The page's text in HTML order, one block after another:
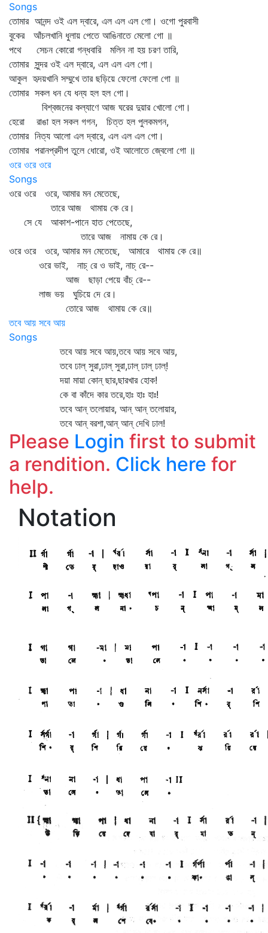
Songs
তোমার আনন্দ ওই এল দ্বারে, এল এল এল গো। ওগো পুরবাসী
বুকের আঁচলখানি ধুলায় পেতে আঙিনাতে মেলো গো ॥
পথে সেচন কোরো গন্ধবারি মলিন না হয় চরণ তারি,
তোমার সুন্দর ওই এল দ্বারে, এল এল এল গো।
আকুল হৃদয়খানি সম্মুখে তার ছড়িয়ে ফেলো ফেলো গো ॥
তোমার সকল ধন যে ধন্য হল হল গো।
বিশ্বজনের কল্যাণে আজ ঘরের দুয়ার খোলো গো।
হেরো রাঙা হল সকল গগন, চিত্ত হল পুলকমগন,
তোমার নিত্য আলো এল দ্বারে, এল এল এল গো।
তোমার পরানপ্রদীপ তুলে ধোরো, ওই আলোতে জ্বেলো গো ॥
ওরে ওরে ওরে
Songs
ওরে ওরে ওরে, আমার মন মেতেছে,
তারে আজ থামায় কে রে।
সে যে আকাশ-পানে হাত পেতেছে,
তারে আজ নামায় কে রে।
ওরে ওরে ওরে, আমার মন মেতেছে, আমারে থামায় কে রে॥
ওরে ভাই, নাচ্‌ রে ও ভাই, নাচ্‌ রে--
আজ ছাড়া পেয়ে বাঁচ্‌ রে--
লাজ ভয় ঘুচিয়ে দে রে।
তোরে আজ থামায় কে রে॥
তবে আয় সবে আয়
Songs
তবে আয় সবে আয়,তবে আয় সবে আয়,
তবে ঢাল্‌ সুরা,ঢাল্‌ সুরা,ঢাল্‌ ঢাল্‌ ঢাল্‌!
দয়া মায়া কোন্‌ ছার,ছারখার হোক!
কে বা কাঁদে কার তরে,হাঃ হাঃ হাঃ!
তবে আন্‌ তলোয়ার, আন্‌ আন্‌ তলোয়ার,
তবে আন্‌ বরশা,আন্‌ আন্‌ দেখি ঢাল!
Please Login first to submit
a rendition. Click here for
help.
Notation